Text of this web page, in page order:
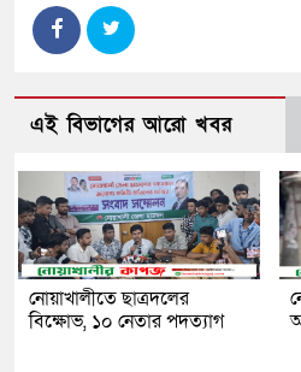
এই বিভাগের আরো খবর
নোয়াখালীতে ছাত্রদলের
বিক্ষোভ, ১০ নেতার পদত্যাগ